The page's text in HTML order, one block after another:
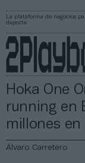
La plataforma de negocios
deporte
Hoka One
running en
millones en
Álvaro Carretero